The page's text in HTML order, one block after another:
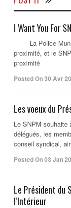
I Want You For
La Police
proximité, et le
proximité
Posted On 30 Avr
Les voeux du
Le SNPM souhaite
délégués, les
conseil syndical,
Posted On 03 Jan
Le Président du
l’Intérieur